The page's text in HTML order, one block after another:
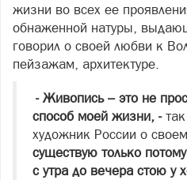
жизни во всех ее
обнаженной натуры,
говорил о своей любви к
пейзажам, архитектуре.
- Живопись – это не
способ моей жизни, -
художник России о
существую только
с утра до вечера стою у